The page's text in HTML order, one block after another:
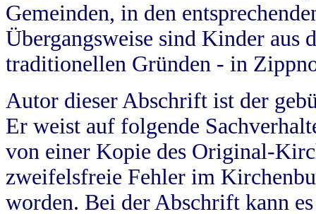
Gemeinden, in den
Übergangsweise sind Kinder aus
traditionellen Gründen - in
Autor dieser Abschrift ist der
Er weist auf folgende
von einer Kopie des Original-
zweifelsfreie Fehler im
worden. Bei der Abschrift kann